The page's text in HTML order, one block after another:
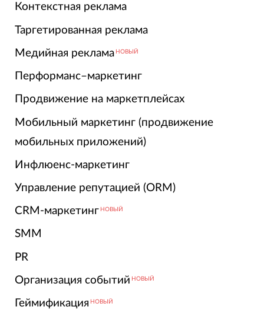
Контекстная реклама
Таргетированная реклама
Медийная реклама НОВЫЙ
Перформанс–маркетинг
Продвижение на маркетплейсах
Мобильный маркетинг (продвижение
мобильных приложений)
Инфлюенс-маркетинг
Управление репутацией (ORM)
CRM-маркетинг НОВЫЙ
SMM
PR
Организация событий НОВЫЙ
Геймификация НОВЫЙ